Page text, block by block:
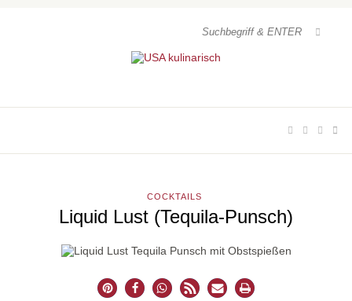
COCKTAILS
Liquid Lust (Tequila-Punsch)